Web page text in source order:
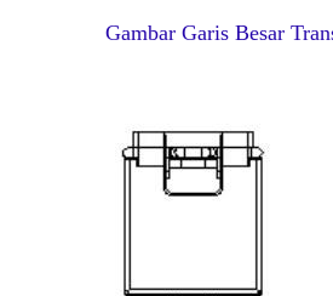
Gambar Garis Besar